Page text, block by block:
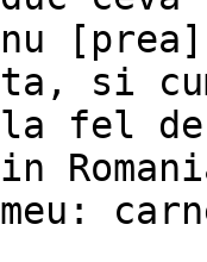
nu [prea]
si
fel de